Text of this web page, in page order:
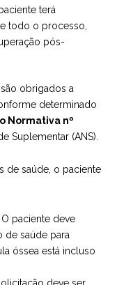
terá
todo o processo,
pós-
obrigados a
determinado
Normativa nº
Suplementar (ANS).
de saúde, o paciente
O paciente deve
de saúde para
óssea está incluso
deve ser